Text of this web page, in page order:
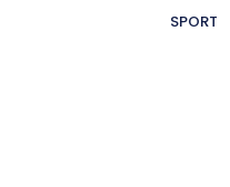
SPORT